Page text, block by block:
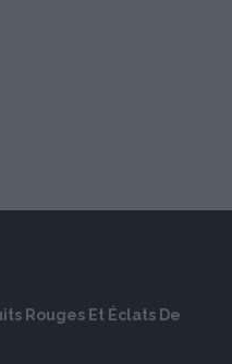
Rouges Et Éclats De